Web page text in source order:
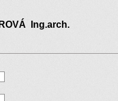
Ing.arch.